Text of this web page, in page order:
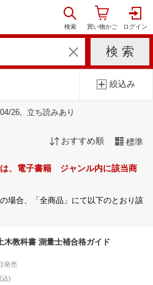
絞込み
26 立ち読みあり
おすすめ順 標準
、電子書籍 ジャンル内に該当商
場合、「全商品」にて以下のとおり該
木教科書 測量士補合格ガイド
発売
込)